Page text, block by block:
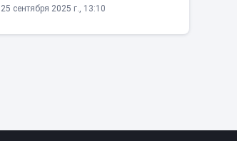
25 сентября 2025 г., 13:10